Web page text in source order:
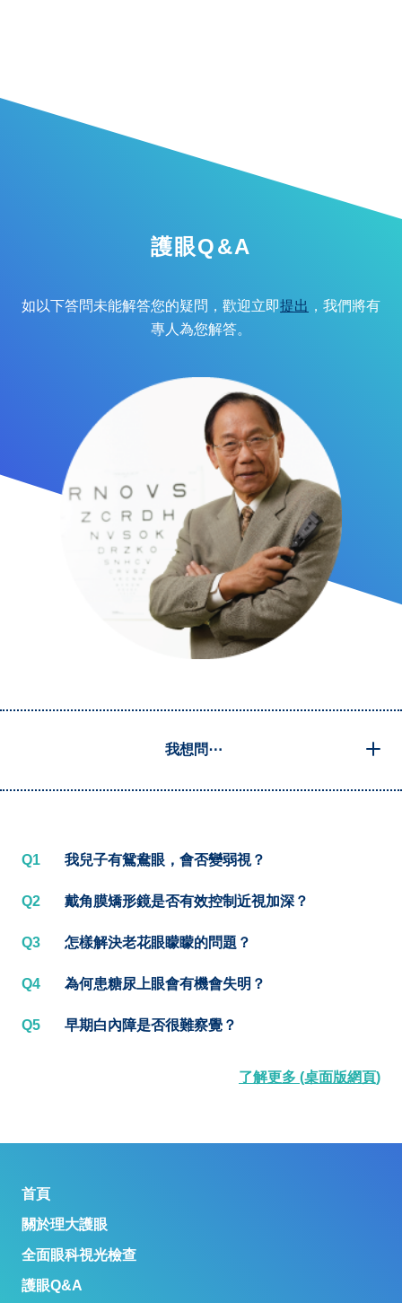
護眼Q&A
如以下答問未能解答您的疑問，歡迎立即提出 ，我們將有
專人為您解答。
我想問⋯
Q1 我兒子有鴛鴦眼，會否變弱視？
Q2 戴角膜矯形鏡是否有效控制近視加深？
Q3 怎樣解決老花眼矇矇的問題？
Q4 為何患糖尿上眼會有機會失明？
Q5 早期白內障是否很難察覺？
了解更多 (桌面版網頁)
首頁
關於理大護眼
全面眼科視光檢查
護眼Q&A